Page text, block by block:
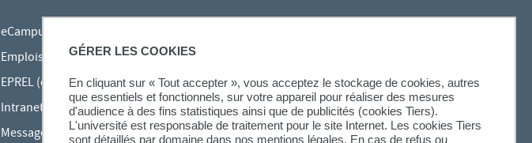
GÉRER LES COOKIES
En cliquant sur « Tout accepter », vous acceptez le stockage de cookies, autres
que essentiels et fonctionnels, sur votre appareil pour réaliser des mesures
d'audience à des fins statistiques ainsi que de publicités (cookies Tiers).
L'université est responsable de traitement pour le site Internet. Les cookies Tiers
sont détaillés par domaine dans nos mentions légales. En cas de refus ou
eCampus
Emplois du temps en ligne
EPREL (cours en ligne)
Intranet des personnels
Messagerie étudiante